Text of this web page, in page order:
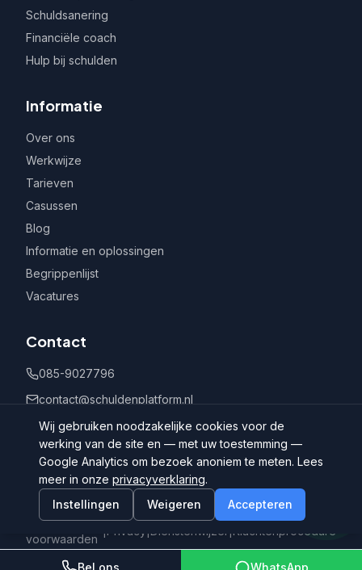
Schuldsanering
Financiële coach
Hulp bij schulden
Informatie
Over ons
Werkwijze
Tarieven
Casussen
Blog
Informatie en oplossingen
Begrippenlijst
Vacatures
Contact
085-9027796
contact@schuldenplatform.nl
Postbus 802, 7400 AV Deventer
©
Schuldenplatform.nl
Algemene
voorwaarden
|Privacy |Dienstenwijzer |Klachtenprocedure
Bel ons WhatsApp
Wij gebruiken noodzakelijke cookies voor de
werking van de site en — met uw toestemming —
Google Analytics om bezoek anoniem te meten. Lees
meer in onze privacyverklaring.
Instellingen
Weigeren Accepteren